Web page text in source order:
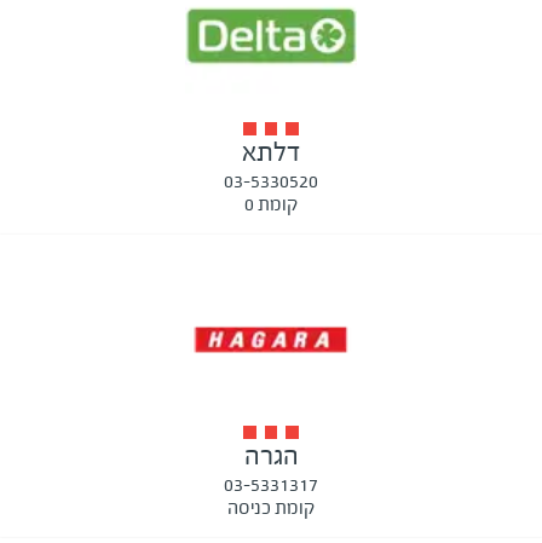
דלתא
03-5330520
קומת 0
הגרה
03-5331317
קומת כניסה